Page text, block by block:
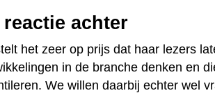
reactie achter
het zeer op prijs dat haar lezers
in de branche denken en
We willen daarbij echter wel